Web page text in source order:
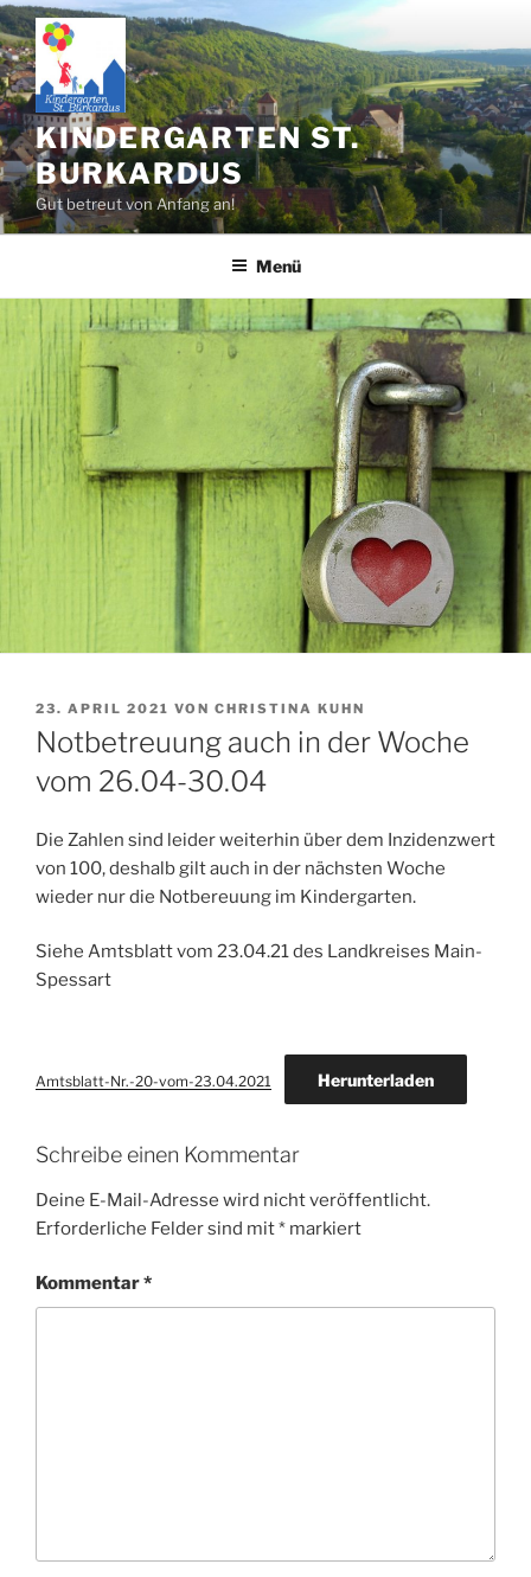
Zum
Inhalt
springen
KINDERGARTEN ST.
BURKARDUS
Gut betreut von Anfang an!
Menü
VERÖFFENTLICHT
AM
23. APRIL 2021 VON CHRISTINA KUHN
Notbetreuung auch in der Woche
vom 26.04-30.04
Die Zahlen sind leider weiterhin über dem Inzidenzwert
von 100, deshalb gilt auch in der nächsten Woche
wieder nur die Notbereuung im Kindergarten.
Siehe Amtsblatt vom 23.04.21 des Landkreises Main-
Spessart
Amtsblatt-Nr.-20-vom-23.04.2021 Herunterladen
Schreibe einen Kommentar
Deine E-Mail-Adresse wird nicht veröffentlicht.
Erforderliche Felder sind mit* markiert
Kommentar*